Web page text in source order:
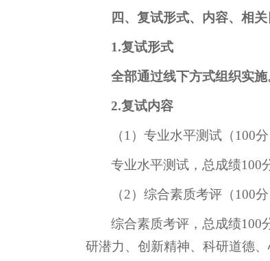
四、复试形式、内容、相
1.复试形式
全部通过线下方式组织实施
2.复试内容
（1）专业水平测试（100分
专业水平测试，总成绩100
（2）综合素质考评（100分
综合素质考评，总成绩100
研潜力、创新精神、科研道德